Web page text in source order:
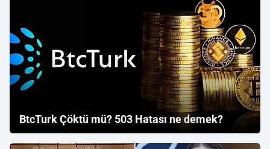
BtcTurk Çöktü mü? 503 Hatası ne demek?